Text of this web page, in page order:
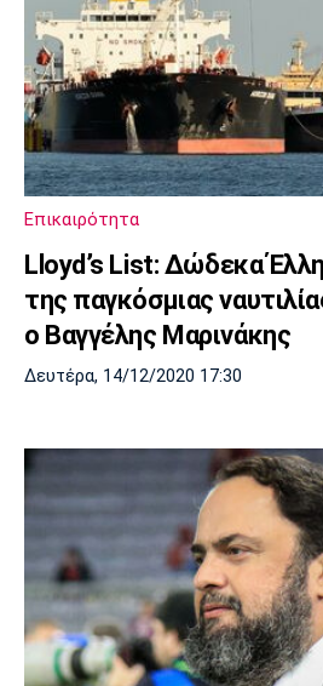
Μάντσεστερ
Γιουνάιτεντ
Λίβερπουλ
Μάντσεστερ
Σίτι
Ίντερ Μίλαν
Ντόρτμουντ
Ζερμέν
Μονακό
Ερυθρός
Αστέρας
Επικαιρότητα
Lloyd’s List: Δώδεκα
της παγκόσμιας
ο Βαγγέλης Μαρινάκης
Δευτέρα, 14/12/2020 17:30